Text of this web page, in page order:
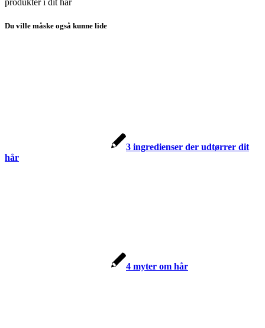
produkter i dit hår
Du ville måske også kunne lide
3 ingredienser der udtørrer dit
hår
4 myter om hår